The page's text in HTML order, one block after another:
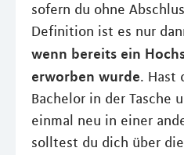
sofern du ohne
Definition ist es nur
wenn bereits ein
erworben wurde. Hast
Bachelor in der Tasche
einmal neu in einer
solltest du dich über